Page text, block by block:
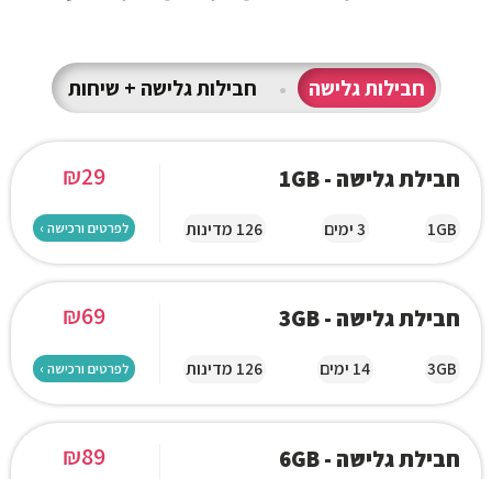
חבילות גלישה • חבילות גלישה + שיחות
חבילת גלישה - 1GB
1GB 3 ימים 126 מדינות
₪29
לפרטים ורכישה ›
חבילת גלישה - 3GB
3GB 14 ימים 126 מדינות
₪69
לפרטים ורכישה ›
חבילת גלישה - 6GB ₪89